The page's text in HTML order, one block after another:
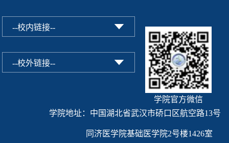
学院官方微信
学院地址：中国湖北省武汉市硚口区航空路13号
同济医学院基础医学院2号楼1426室